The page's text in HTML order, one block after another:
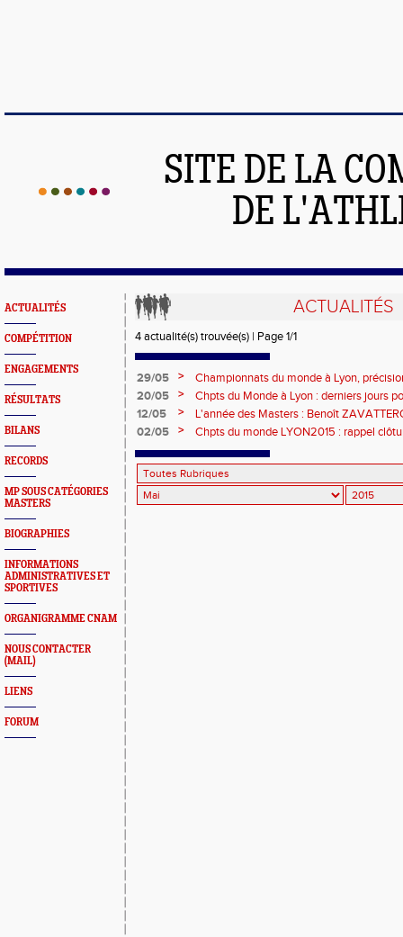
SITE DE LA
DE
ACTUALITÉS
COMPÉTITION
ENGAGEMENTS
RÉSULTATS
BILANS
RECORDS
MP SOUS CATÉGORIES
MASTERS
BIOGRAPHIES
INFORMATIONS
ADMINISTRATIVES ET
SPORTIVES
ORGANIGRAMME CNAM
NOUS CONTACTER
(MAIL)
LIENS
FORUM
ACTUALITÉS
4 actualité(s) trouvée(s) | Page 1/1
29/05 >
Championnats du monde à Lyon,
: seul le maillot (débardeur) est obligatoire
20/05 >
Chpts du Monde à Lyon : derniers jours
Suivez l'actu des chpts sur Facebook
12/05 >
L'année des Masters : Benoît
Chpts du Monde IAAF à Pékin - Deux
Chpts du Monde à Lyon
02/05 >
Chpts du monde LYON2015 : rappel